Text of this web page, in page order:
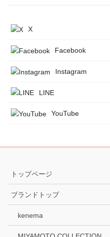
X
Facebook
Instagram
LINE
YouTube
トップページ
ブランドトップ
kenema